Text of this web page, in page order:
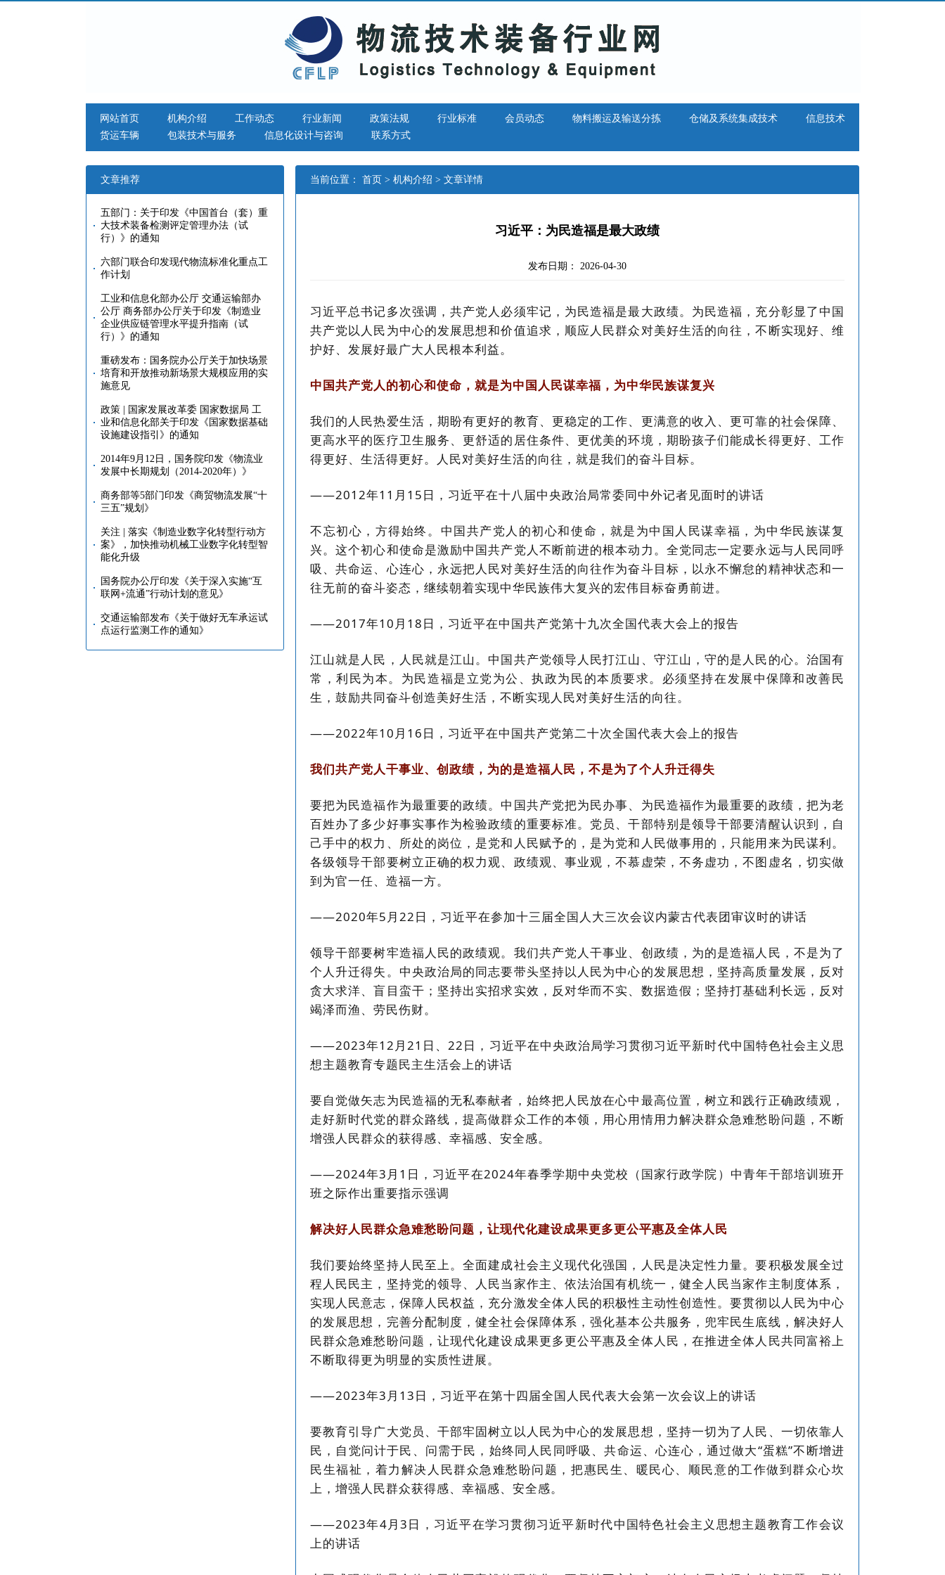
网站首页 机构介绍 工作动态 行业新闻 政策法规 行业标准 会员动态 物料搬运及输送分拣 仓储及系统集成技术
信息技术
货运车辆
包装技术与服务 信息化设计与咨询 联系方式
文章推荐
五部门：关于印发《中国首台（套）重
大技术装备检测评定管理办法（试
行）》的通知
六部门联合印发现代物流标准化重点工
作计划
工业和信息化部办公厅 交通运输部办
公厅 商务部办公厅关于印发《制造业
企业供应链管理水平提升指南（试
行）》的通知
重磅发布：国务院办公厅关于加快场景
培育和开放推动新场景大规模应用的实
施意见
政策 | 国家发展改革委 国家数据局 工
业和信息化部关于印发《国家数据基础
设施建设指引》的通知
2014年9月12日，国务院印发《物流业
发展中长期规划（2014-2020年）》
商务部等5部门印发《商贸物流发展“十
三五”规划》
关注 | 落实《制造业数字化转型行动方
案》，加快推动机械工业数字化转型智
能化升级
国务院办公厅印发《关于深入实施“互
联网+流通”行动计划的意见》
交通运输部发布《关于做好无车承运试
点运行监测工作的通知》
当前位置： 首页 > 机构介绍 > 文章详情
习近平：为民造福是最大政绩
发布日期： 2026-04-30
习近平总书记多次强调，共产党人必须牢记，为民造福是最大政绩。为民造福，充分彰显了中国
共产党以人民为中心的发展思想和价值追求，顺应人民群众对美好生活的向往，不断实现好、维
护好、发展好最广大人民根本利益。
中国共产党人的初心和使命，就是为中国人民谋幸福，为中华民族谋复兴
我们的人民热爱生活，期盼有更好的教育、更稳定的工作、更满意的收入、更可靠的社会保障、
更高水平的医疗卫生服务、更舒适的居住条件、更优美的环境，期盼孩子们能成长得更好、工作
得更好、生活得更好。人民对美好生活的向往，就是我们的奋斗目标。
——2012年11月15日，习近平在十八届中央政治局常委同中外记者见面时的讲话
不忘初心，方得始终。中国共产党人的初心和使命，就是为中国人民谋幸福，为中华民族谋复
兴。这个初心和使命是激励中国共产党人不断前进的根本动力。全党同志一定要永远与人民同呼
吸、共命运、心连心，永远把人民对美好生活的向往作为奋斗目标，以永不懈怠的精神状态和一
往无前的奋斗姿态，继续朝着实现中华民族伟大复兴的宏伟目标奋勇前进。
——2017年10月18日，习近平在中国共产党第十九次全国代表大会上的报告
江山就是人民，人民就是江山。中国共产党领导人民打江山、守江山，守的是人民的心。治国有
常，利民为本。为民造福是立党为公、执政为民的本质要求。必须坚持在发展中保障和改善民
生，鼓励共同奋斗创造美好生活，不断实现人民对美好生活的向往。
——2022年10月16日，习近平在中国共产党第二十次全国代表大会上的报告
我们共产党人干事业、创政绩，为的是造福人民，不是为了个人升迁得失
要把为民造福作为最重要的政绩。中国共产党把为民办事、为民造福作为最重要的政绩，把为老
百姓办了多少好事实事作为检验政绩的重要标准。党员、干部特别是领导干部要清醒认识到，自
己手中的权力、所处的岗位，是党和人民赋予的，是为党和人民做事用的，只能用来为民谋利。
各级领导干部要树立正确的权力观、政绩观、事业观，不慕虚荣，不务虚功，不图虚名，切实做
到为官一任、造福一方。
——2020年5月22日，习近平在参加十三届全国人大三次会议内蒙古代表团审议时的讲话
领导干部要树牢造福人民的政绩观。我们共产党人干事业、创政绩，为的是造福人民，不是为了
个人升迁得失。中央政治局的同志要带头坚持以人民为中心的发展思想，坚持高质量发展，反对
贪大求洋、盲目蛮干；坚持出实招求实效，反对华而不实、数据造假；坚持打基础利长远，反对
竭泽而渔、劳民伤财。
——2023年12月21日、22日，习近平在中央政治局学习贯彻习近平新时代中国特色社会主义思
想主题教育专题民主生活会上的讲话
要自觉做矢志为民造福的无私奉献者，始终把人民放在心中最高位置，树立和践行正确政绩观，
走好新时代党的群众路线，提高做群众工作的本领，用心用情用力解决群众急难愁盼问题，不断
增强人民群众的获得感、幸福感、安全感。
——2024年3月1日，习近平在2024年春季学期中央党校（国家行政学院）中青年干部培训班开
班之际作出重要指示强调
解决好人民群众急难愁盼问题，让现代化建设成果更多更公平惠及全体人民
我们要始终坚持人民至上。全面建成社会主义现代化强国，人民是决定性力量。要积极发展全过
程人民民主，坚持党的领导、人民当家作主、依法治国有机统一，健全人民当家作主制度体系，
实现人民意志，保障人民权益，充分激发全体人民的积极性主动性创造性。要贯彻以人民为中心
的发展思想，完善分配制度，健全社会保障体系，强化基本公共服务，兜牢民生底线，解决好人
民群众急难愁盼问题，让现代化建设成果更多更公平惠及全体人民，在推进全体人民共同富裕上
不断取得更为明显的实质性进展。
——2023年3月13日，习近平在第十四届全国人民代表大会第一次会议上的讲话
要教育引导广大党员、干部牢固树立以人民为中心的发展思想，坚持一切为了人民、一切依靠人
民，自觉问计于民、问需于民，始终同人民同呼吸、共命运、心连心，通过做大“蛋糕”不断增进
民生福祉，着力解决人民群众急难愁盼问题，把惠民生、暖民心、顺民意的工作做到群众心坎
上，增强人民群众获得感、幸福感、安全感。
——2023年4月3日，习近平在学习贯彻习近平新时代中国特色社会主义思想主题教育工作会议
上的讲话